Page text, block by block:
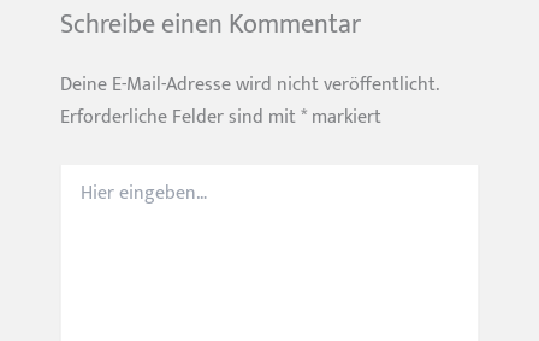
Schreibe einen Kommentar
Deine E-Mail-Adresse wird nicht veröffentlicht.
Erforderliche Felder sind mit*markiert
eingeben…